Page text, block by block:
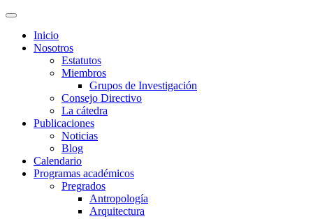
Inicio
Nosotros
Estatutos
Miembros
Grupos de Investigación
Consejo Directivo
La cátedra
Publicaciones
Noticias
Blog
Calendario
Programas académicos
Pregrados
Antropología
Arquitectura